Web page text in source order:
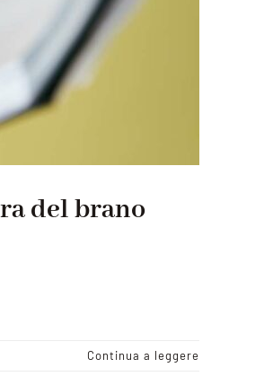
del brano
Continua a leggere